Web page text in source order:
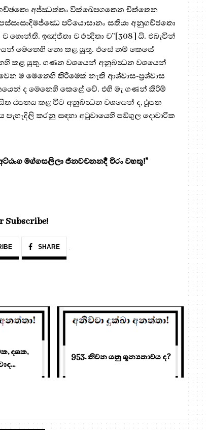
අජ්ඣත්තං වික්ඛෙපගතෙන චිත්තෙන
පරියොසානං සතියා අනුගච්ඡතො
හොන්ති. ඉඤ්ජිතා ච ඵන්‍දිතා ච”[308] යි. එබැවින්
මෙනෙහි නො කළ යුතු. එසේ නම් කෙසේ
කළ යුතු. ගණන වශයෙන් අනුබන්‍ධන වශයෙන්
ම මෙනෙහි කිරීමෙක් නැති ආශ්වාස-ප්‍ර‍ශ්වාස
ද මෙනෙහි කෙළේ වේ. එහි මැ ගණන් කිරීම්
ඨපනය කළ විට අනුබන්‍ධන වශයෙන් ද, ඵූපන
කරනු සඳහා අටුවායෙහි පඞ්ගුල දොවාරික
මග්ගසලිලා ජිනවචනනදී චිරං වහතූ!"
Subscribe!
SHARE
දශක,
953. නිවන යනු ශූන්‍යතාවය ද?